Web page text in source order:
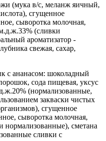
(мука в/с, меланж яичный,
сгущенное
сыворотка молочная,
(сливки
ароматизатор -
свежая, сахар,
с ананасом: шоколадный
сода пищевая, уксус
(нормализованные,
закваски чистых
сгущенное
сыворотка молочная,
нормализованные), сметана
сливки с